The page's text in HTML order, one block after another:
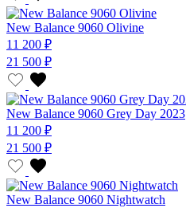
New Balance 9060 Olivine
11 200 ₽
21 500 ₽
New Balance 9060 Grey Day 2023
11 200 ₽
21 500 ₽
New Balance 9060 Nightwatch